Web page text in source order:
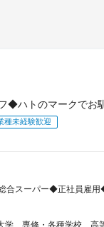
◆ハトのマークで
種未経験歓迎
合スーパー◆正社員雇